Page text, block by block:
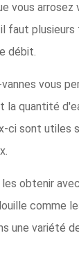
vous
faut
débit.
vous
la quantité
ci sont utiles
les obtenir
comme
une variété